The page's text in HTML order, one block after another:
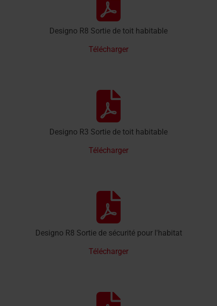
Designo R8 Sortie de toit habitable
Télécharger
Designo R3 Sortie de toit habitable
Télécharger
Designo R8 Sortie de sécurité pour l'habitat
Télécharger